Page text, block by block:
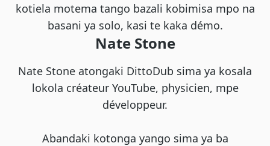
kotiela motema tango bazali kobimisa mpo na
basani ya solo, kasi te kaka démo.
Nate Stone
Nate Stone atongaki DittoDub sima ya kosala
lokola créateur YouTube, physicien, mpe
développeur.
Abandaki kotonga yango sima ya ba